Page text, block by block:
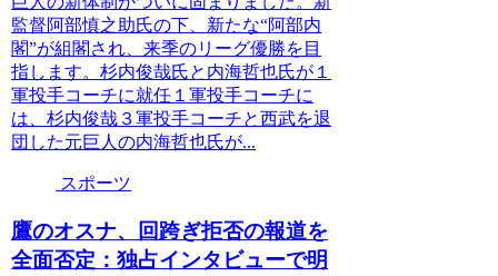
監督阿部慎之助氏の下、新たな“阿部内
閣”が組閣され、来季のリーグ優勝を目
指します。杉内俊哉氏と内海哲也氏が１
軍投手コーチに就任１軍投手コーチに
は、杉内俊哉３軍投手コーチと西武を退
団した元巨人の内海哲也氏が...
スポーツ
鷹のオスナ、回跨ぎ拒否の報道を
全面否定：独占インタビューで明